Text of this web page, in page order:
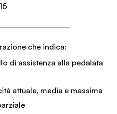
che indica:
di assistenza alla pedalata
attuale, media e massima